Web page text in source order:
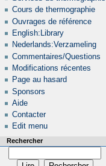
Cours de thermographie
Ouvrages de référence
English:Library
Nederlands:Verzameling
Commentaires/Questions
Modifications récentes
Page au hasard
Sponsors
Aide
Contacter
Edit menu
Rechercher